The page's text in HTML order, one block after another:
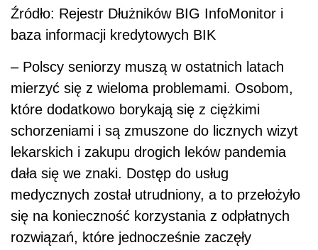
Źródło: Rejestr Dłużników BIG InfoMonitor i
baza informacji kredytowych BIK
– Polscy seniorzy muszą w ostatnich latach
mierzyć się z wieloma problemami. Osobom,
które dodatkowo borykają się z ciężkimi
schorzeniami i są zmuszone do licznych wizyt
lekarskich i zakupu drogich leków pandemia
dała się we znaki. Dostęp do usług
medycznych został utrudniony, a to przełożyło
się na konieczność korzystania z odpłatnych
rozwiązań, które jednocześnie zaczęły